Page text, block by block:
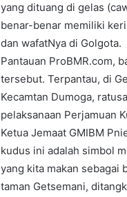
yang dituang di gelas
benar-benar memiliki
dan wafatNya di Golgota.
Pantauan ProBMR.com,
tersebut. Terpantau, di
Kecamtan Dumoga,
pelaksanaan Perjamuan
Ketua Jemaat GMIBM
kudus ini adalah simbol
yang kita makan sebagai
taman Getsemani,